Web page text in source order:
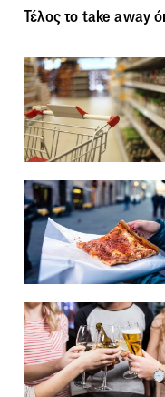
Τέλος το take away